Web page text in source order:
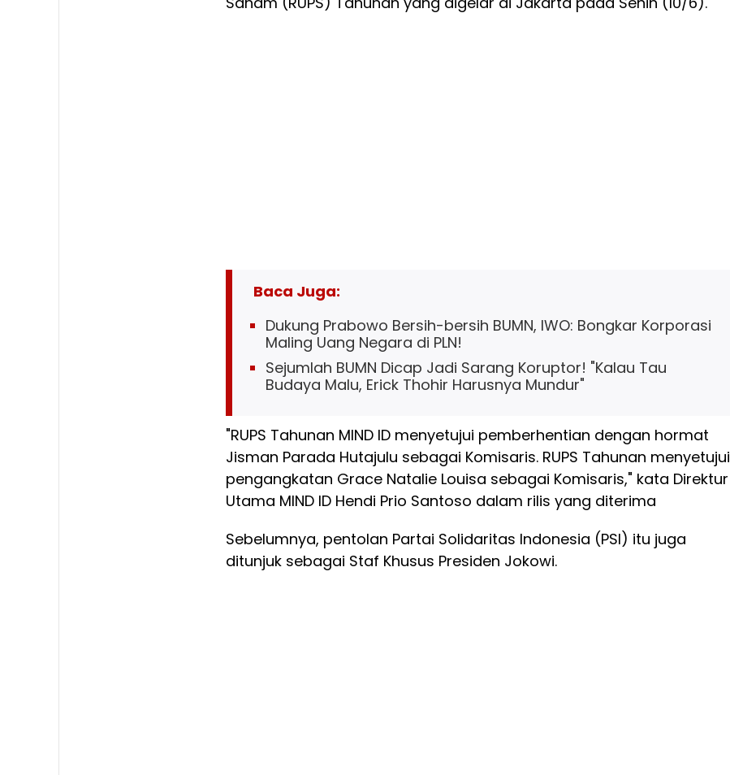
Baca Juga:
Dukung Prabowo Bersih-bersih BUMN, IWO: Bongkar Korporasi
Maling Uang Negara di PLN!
Sejumlah BUMN Dicap Jadi Sarang Koruptor! "Kalau Tau
Budaya Malu, Erick Thohir Harusnya Mundur"
"RUPS Tahunan MIND ID menyetujui pemberhentian dengan hormat
Jisman Parada Hutajulu sebagai Komisaris. RUPS Tahunan menyetujui
pengangkatan Grace Natalie Louisa sebagai Komisaris," kata Direktur
Utama MIND ID Hendi Prio Santoso dalam rilis yang diterima
Sebelumnya, pentolan Partai Solidaritas Indonesia (PSI) itu juga
ditunjuk sebagai Staf Khusus Presiden Jokowi.